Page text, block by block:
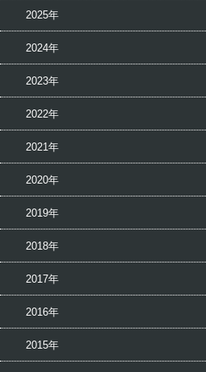
2025年
2024年
2023年
2022年
2021年
2020年
2019年
2018年
2017年
2016年
2015年